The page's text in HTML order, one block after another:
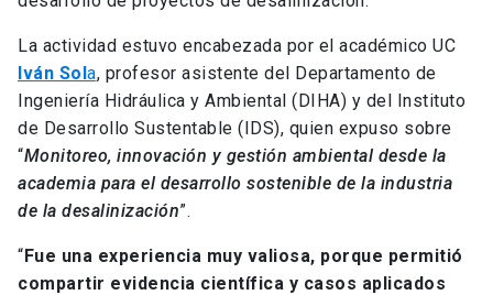
La actividad estuvo encabezada por el académico UC
Iván Sola, profesor asistente del Departamento de
Ingeniería Hidráulica y Ambiental (DIHA) y del Instituto
de Desarrollo Sustentable (IDS), quien expuso sobre
“Monitoreo, innovación y gestión ambiental desde la
academia para el desarrollo sostenible de la industria
de la desalinización”.
“Fue una experiencia muy valiosa, porque permitió
compartir evidencia científica y casos aplicados